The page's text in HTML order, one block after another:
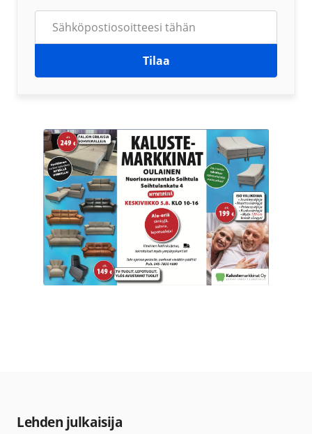
Tilaa
Lehden julkaisija